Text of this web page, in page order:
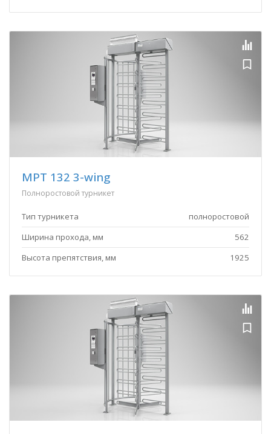
MPT 132 3-wing
Полноростовой турникет
Тип турникета
полноростовой
Ширина прохода, мм
562
Высота препятствия, мм
1925